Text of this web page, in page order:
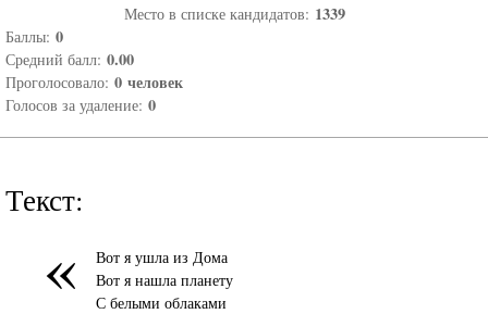
Место в списке кандидатов: 1339
Баллы: 0
Средний балл: 0.00
Проголосовало: 0 человек
Голосов за удаление: 0
Текст:
«
Вот я ушла из Дома
Вот я нашла планету
С белыми облаками